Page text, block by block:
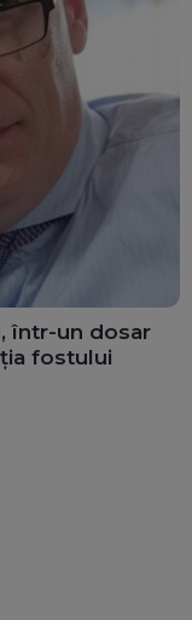
într-un dosar
fostului